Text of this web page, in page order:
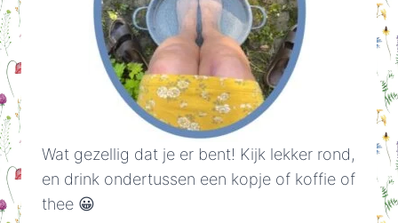
Wat gezellig dat je er bent! Kijk lekker rond,
en drink ondertussen een kopje of koffie of
thee 😀